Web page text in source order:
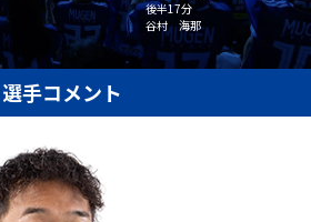
後半17分
谷村 海那
選手コメント